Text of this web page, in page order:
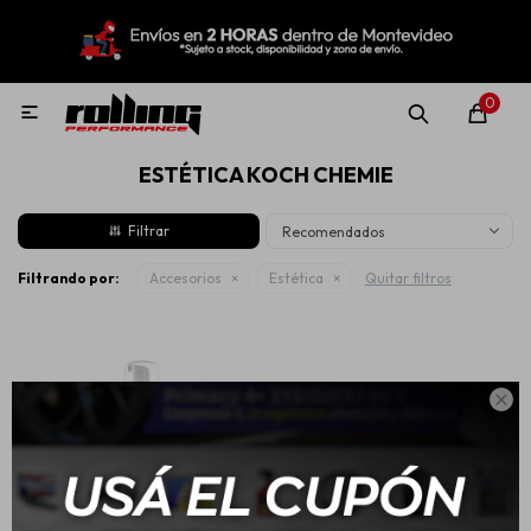

0

ESTÉTICA KOCH CHEMIE
Recomendados
Filtrando por: Accesorios Estética Quitar filtros
MI CUENTA
Nuevo! Rolling Repuestos
Llantas
Lubricantes
Aditivos